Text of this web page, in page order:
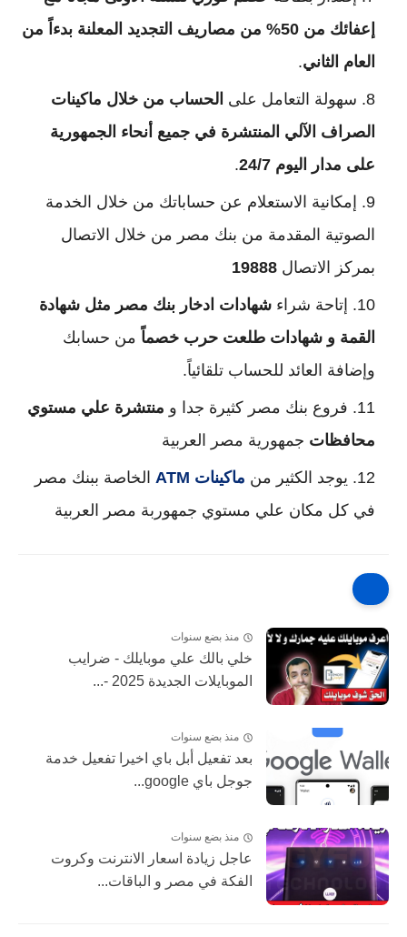
إعفائك من 50% من مصاريف التجديد المعلنة بدءاً من
العام الثاني.
سهولة التعامل على الحساب من خلال ماكينات
الصراف الآلي المنتشرة في جميع أنحاء الجمهورية
على مدار اليوم 24/7
.
إمكانية الاستعلام عن حساباتك من خلال الخدمة
الصوتية المقدمة من بنك مصر من خلال الاتصال
بمركز الاتصال 19888
إتاحة شراء شهادات ادخار بنك مصر مثل شهادة
القمة و شهادات طلعت حرب خصماً من حسابك
وإضافة العائد للحساب تلقائياً.
فروع بنك مصر كثيرة جدا و منتشرة علي مستوي
محافظات جمهورية مصر العربية
يوجد الكثير من ماكينات ATM الخاصة ببنك مصر
في كل مكان علي مستوي جمهوربة مصر العربية
منذ بضع سنوات
خلي بالك علي موبايلك - ضرايب
الموبايلات الجديدة 2025 -...
منذ بضع سنوات
بعد تفعيل أبل باي اخيرا تفعيل خدمة
جوجل باي google...
منذ بضع سنوات
عاجل زيادة اسعار الانترنت وكروت
الفكة في مصر و الباقات...